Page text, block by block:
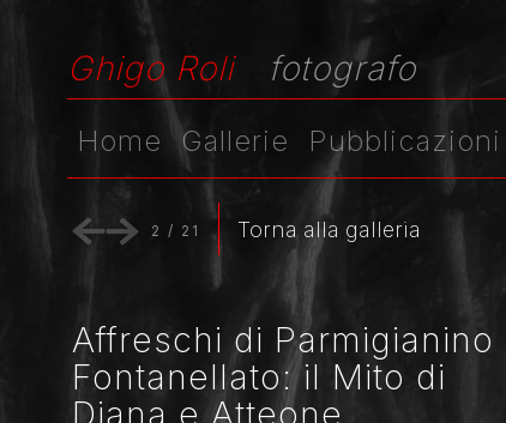
Ghigo Roli fotografo
Home Gallerie Pubblicazioni
2 / 21 Torna alla galleria
Affreschi di Parmigianino
Fontanellato: il Mito di
Diana e Atteone